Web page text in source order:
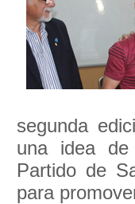
segunda
una idea
Partido de
para